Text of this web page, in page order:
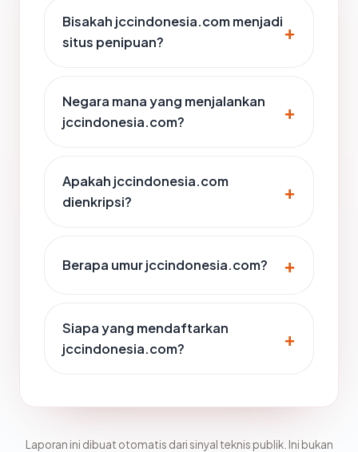
Bisakah jccindonesia.com menjadi
situs penipuan?
Negara mana yang menjalankan
jccindonesia.com?
Apakah jccindonesia.com
dienkripsi?
Berapa umur jccindonesia.com?
Siapa yang mendaftarkan
jccindonesia.com?
Laporan ini dibuat otomatis dari sinyal teknis publik. Ini bukan